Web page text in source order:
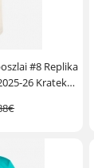
#8 Replika
26 Kratek